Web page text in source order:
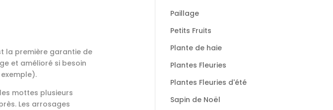
la première garantie de
et amélioré si besoin
mottes plusieurs
Les arrosages
Paillage
Petits Fruits
Plante de haie
Plantes Fleuries
Plantes Fleuries d'été
Sapin de Noël